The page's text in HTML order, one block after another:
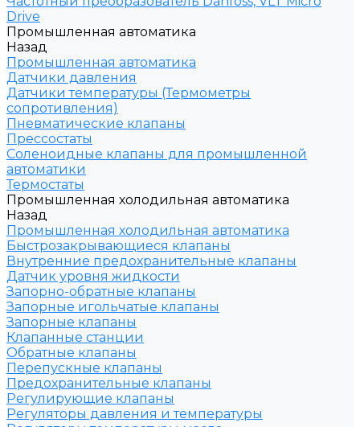
Drive
Промышленная автоматика
Назад
Промышленная автоматика
Датчики давления
Датчики температуры (Термометры
сопротивления)
Пневматические клапаны
Прессостаты
Соленоидные клапаны для промышленной
автоматики
Термостаты
Промышленная холодильная автоматика
Назад
Промышленная холодильная автоматика
Быстрозакрывающиеся клапаны
Внутренние предохранительные клапаны
Датчик уровня жидкости
Запорно-обратные клапаны
Запорные игольчатые клапаны
Запорные клапаны
Клапанные станции
Обратные клапаны
Перепускные клапаны
Предохранительные клапаны
Регулирующие клапаны
Регуляторы давления и температуры